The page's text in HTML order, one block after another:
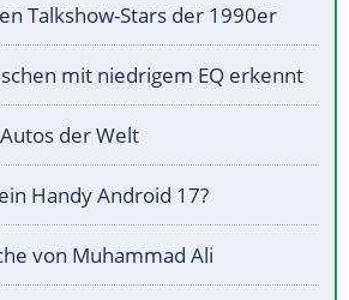
Talkshow-Stars der 1990er
mit niedrigem EQ erkennt
der Welt
Handy Android 17?
von Muhammad Ali